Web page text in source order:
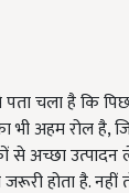
पता चला है कि
भी अहम रोल
अच्छा उत्पादन
होता है. नहीं